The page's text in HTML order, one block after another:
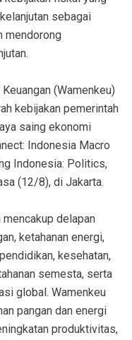
sebagai
mendorong
(Wamenkeu)
kebijakan pemerintah
saing ekonomi
Indonesia Macro
Indonesia: Politics,
(12/8), di Jakarta.
delapan
ketahanan energi,
kesehatan,
semesta, serta
global. Wamenkeu
pangan dan energi
produktivitas,